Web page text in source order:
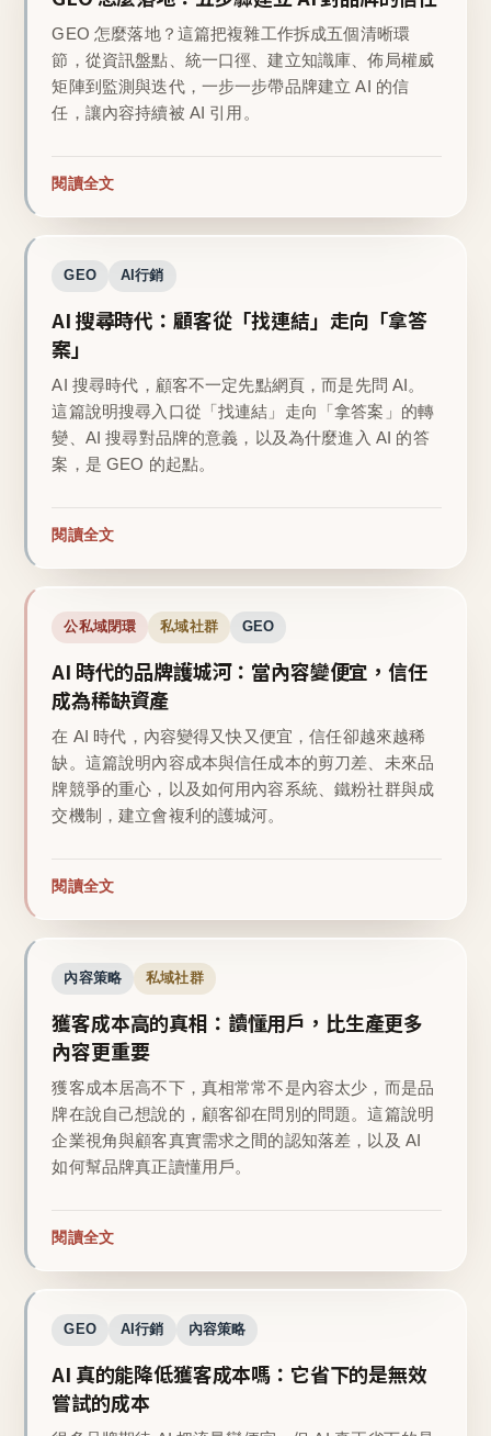
GEO 怎麼落地？這篇把複雜工作拆成五個清晰環
節，從資訊盤點、統一口徑、建立知識庫、佈局權威
矩陣到監測與迭代，一步一步帶品牌建立 AI 的信
任，讓內容持續被 AI 引用。
閱讀全文
GEO AI行銷
AI 搜尋時代：顧客從「找連結」走向「拿答
案」
AI 搜尋時代，顧客不一定先點網頁，而是先問 AI。
這篇說明搜尋入口從「找連結」走向「拿答案」的轉
變、AI 搜尋對品牌的意義，以及為什麼進入 AI 的答
案，是 GEO 的起點。
閱讀全文
公私域閉環 私域社群 GEO
AI 時代的品牌護城河：當內容變便宜，信任
成為稀缺資產
在 AI 時代，內容變得又快又便宜，信任卻越來越稀
缺。這篇說明內容成本與信任成本的剪刀差、未來品
牌競爭的重心，以及如何用內容系統、鐵粉社群與成
交機制，建立會複利的護城河。
閱讀全文
內容策略 私域社群
獲客成本高的真相：讀懂用戶，比生產更多
內容更重要
獲客成本居高不下，真相常常不是內容太少，而是品
牌在說自己想說的，顧客卻在問別的問題。這篇說明
企業視角與顧客真實需求之間的認知落差，以及 AI
如何幫品牌真正讀懂用戶。
閱讀全文
GEO AI行銷 內容策略
AI 真的能降低獲客成本嗎：它省下的是無效
嘗試的成本